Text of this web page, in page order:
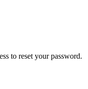
to reset your password.